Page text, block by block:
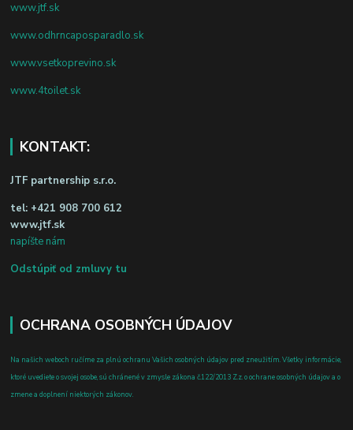
www.jtf.sk
www.odhrncaposparadlo.sk
www.vsetkoprevino.sk
www.4toilet.sk
KONTAKT:
JTF partnership s.r.o.
tel: +421 908 700 612
www.jtf.sk
napíšte nám
Odstúpiť od zmluvy tu
OCHRANA OSOBNÝCH ÚDAJOV
Na našich weboch ručíme za plnú ochranu Vašich osobných údajov pred zneužitím. Všetky informácie,
ktoré uvediete o svojej osobe, sú chránené v zmysle zákona č.122/2013 Z.z. o ochrane osobných údajov a o
zmene a doplnení niektorých zákonov.